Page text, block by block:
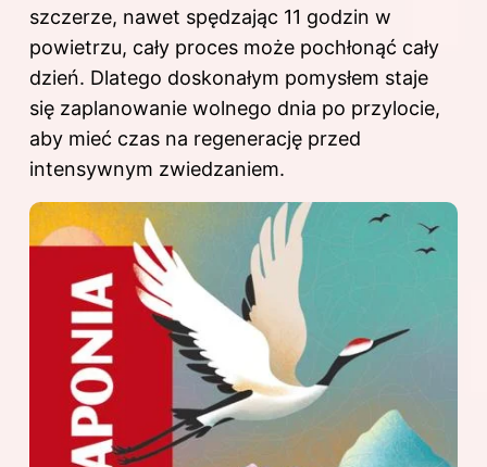
szczerze, nawet spędzając 11 godzin w
powietrzu, cały proces może pochłonąć cały
dzień. Dlatego doskonałym pomysłem staje
się zaplanowanie wolnego dnia po przylocie,
aby mieć czas na regenerację przed
intensywnym zwiedzaniem.